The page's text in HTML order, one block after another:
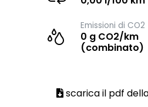
Emissioni di CO2
0 g CO2/km
(combinato)
scarica il pdf